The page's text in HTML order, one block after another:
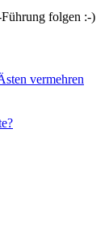
folgen :-)
vermehren